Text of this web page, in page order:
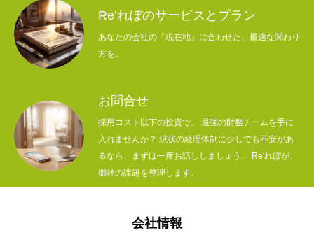
Re’れぼのサービスとプラン
あなたの会社の「現在地」に合わせた、最適な関わり
方を。
お問合せ
採用コスト以下の投資で、 最強の財務チームを手に
入れませんか？ 現状の経理体制に少しでも不安があ
るなら、まずは一度お話ししましょう。 Re'れぼが、
御社の課題を整理します。
会社情報